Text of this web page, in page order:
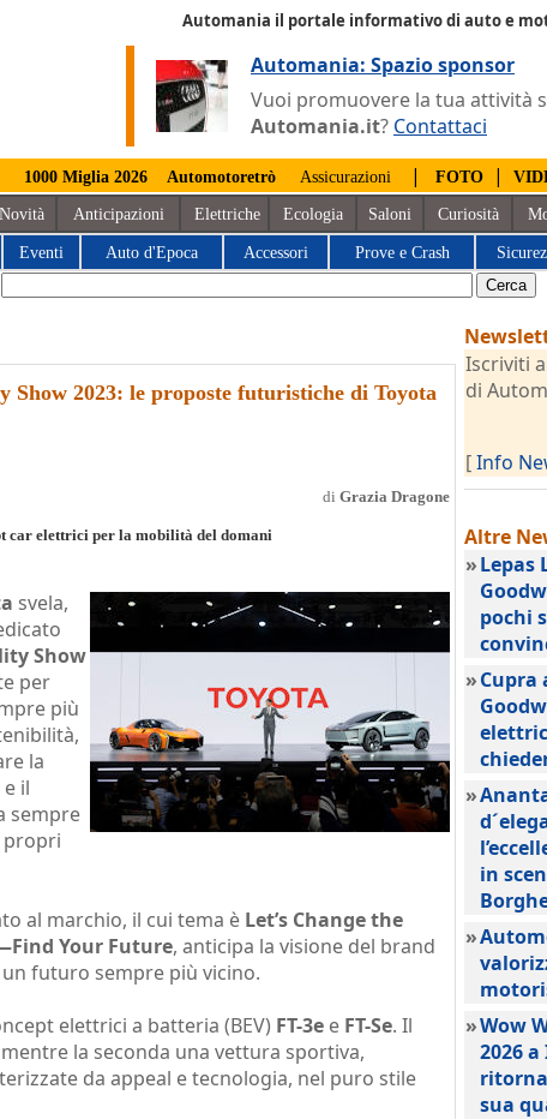
Automania il portale informativo di auto e
Automania: Spazio sponsor
Vuoi promuovere la tua attività
Automania.it? Contattaci
1000 Miglia 2026 Automotoretrò Assicurazioni | FOTO |
Novità Anticipazioni Elettriche Ecologia Saloni Curiosità
Eventi Auto d'Epoca Accessori Prove e Crash
Show 2023: le proposte futuristiche di Toyota
di Grazia Dragone
car elettrici per la mobilità del domani
svela,
Show
per
più
la
il
sempre
propri
al marchio, il cui tema è Let’s Change the
Your Future, anticipa la visione del brand
futuro sempre più vicino.
elettrici a batteria (BEV) FT-3e e FT-Se. Il
la seconda una vettura sportiva,
da appeal e tecnologia, nel puro stile
Iscriviti
di
[Info
Altre
»Lepas
pochi
»Cupra
»
in
»
»Wow
2026
ritorna
sua